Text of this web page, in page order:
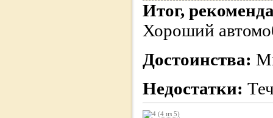
Итог,
Хороший
Достоинства:
Недостатки:
(4 из 5)